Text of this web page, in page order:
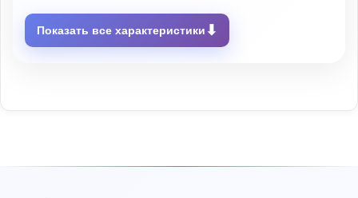
Показать все характеристики ⬇